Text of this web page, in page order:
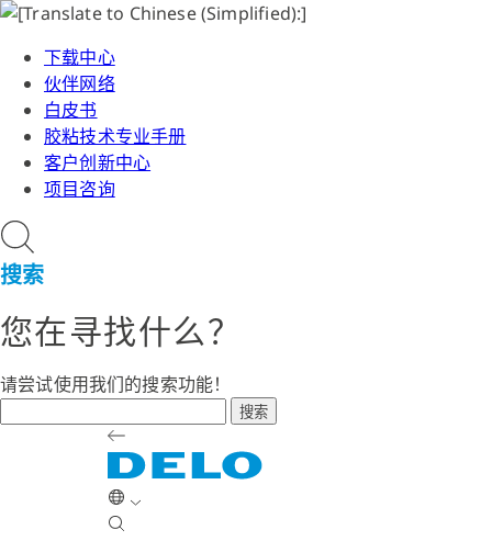
下载中心
伙伴网络
白皮书
胶粘技术专业手册
客户创新中心
项目咨询
搜索
您在寻找什么？
请尝试使用我们的搜索功能！
搜索